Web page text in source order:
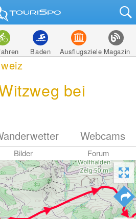
Baden Ausflugsziele Magazin
bei
Webcams
Bilder Forum